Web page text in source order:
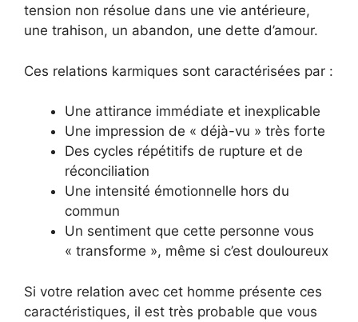
tension non résolue dans une vie antérieure,
une trahison, un abandon, une dette d’amour.
Ces relations karmiques sont caractérisées par :
Une attirance immédiate et inexplicable
Une impression de « déjà-vu » très forte
Des cycles répétitifs de rupture et de
réconciliation
Une intensité émotionnelle hors du
commun
Un sentiment que cette personne vous
« transforme », même si c’est douloureux
Si votre relation avec cet homme présente ces
caractéristiques, il est très probable que vous